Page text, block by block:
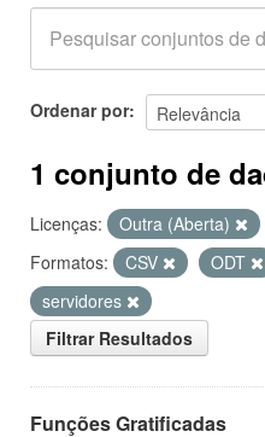
Grupos
Sobre
Ordenar por
1 conjunto de
Licenças: Outra (Aberta)
Formatos:
CSV ODT
servidores
Filtrar Resultados
Funções Gratificadas